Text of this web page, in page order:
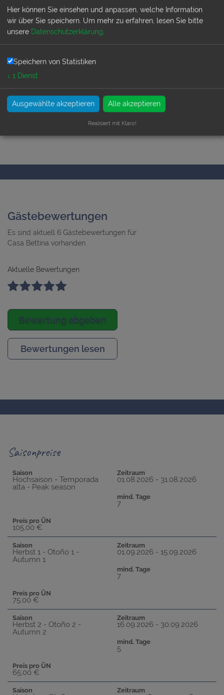
Lage
bis 1 KM vom Strand
Gästebewertungen
Es sind aktuell 6 Gästebewertungen für
Casa Bettina vorhanden.
Aktuelle Bewertungen
Bewertung abgeben
Bewertungen lesen
Saisonpreise
Saison
Hochsaison - Temporada
alta - Peak season
Zeitraum
01.08.2026 - 31.08.2026
mind. Tage
7
Preis pro ÜN
105,00 €
Saison
Herbst 1 - Otoño 1 -
Autumn 1
Zeitraum
01.09.2026 - 15.09.2026
mind. Tage
7
Preis pro ÜN
75,00 €
Saison
Herbst 2 - Otoño 2 -
Autumn 2
Zeitraum
16.09.2026 - 30.09.2026
mind. Tage
5
Preis pro ÜN
65,00 €
Saison Zeitraum
Hier können Sie einsehen und anpassen, welche Information
wir über Sie speichern. Um mehr zu erfahren, lesen Sie bitte
unsere Datenschutzerklärung
Speichern von Statistiken
↓ 1 Dienst
Ausgewählte akzeptieren Alle akzeptieren
Realisiert mit Klaro!